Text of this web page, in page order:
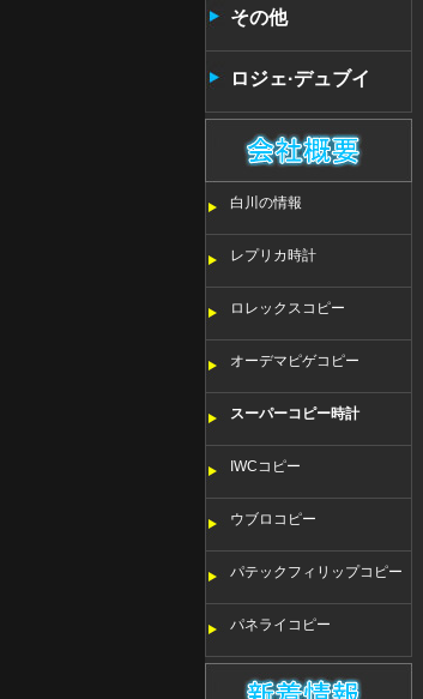
その他
ロジェ·デュブイ
白川の情報
レプリカ時計
ロレックスコピー
オーデマピゲコピー
スーパーコピー時計
IWCコピー
ウブロコピー
パテックフィリップコピー
パネライコピー